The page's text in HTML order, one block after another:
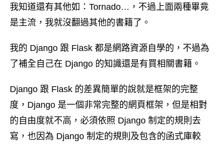
我知道還有其他如：Tornado…，不過上面兩種畢竟
是主流，我就沒翻過其他的書籍了。
我的 Django 跟 Flask 都是網路資源自學的，不過為
了補全自己在 Django 的知識還是有買相關書籍。
Django 跟 Flask 的差異簡單的說就是框架的完整
度，Django 是一個非常完整的網頁框架，但是相對
的自由度就不高，必須依照 Django 制定的規則去
寫，也因為 Django 制定的規則及包含的函式庫較